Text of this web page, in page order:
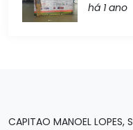
há 1 ano
CAPITAO MANOEL LOPES,